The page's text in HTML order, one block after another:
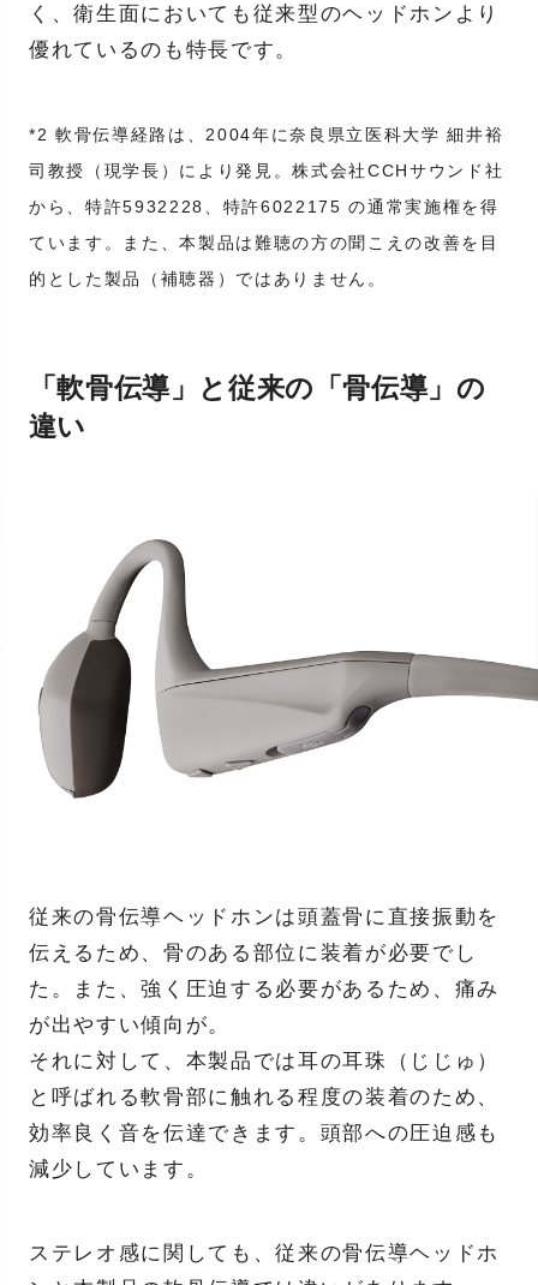
く、衛生面においても従来型のヘッドホンより
優れているのも特長です。
*2 軟骨伝導経路は、2004年に奈良県立医科大学 細井裕
司教授（現学長）により発見。株式会社CCHサウンド社
から、特許5932228、特許6022175 の通常実施権を得
ています。また、本製品は難聴の方の聞こえの改善を目
的とした製品（補聴器）ではありません。
「軟骨伝導」と従来の「骨伝導」の
違い
従来の骨伝導ヘッドホンは頭蓋骨に直接振動を
伝えるため、骨のある部位に装着が必要でし
た。また、強く圧迫する必要があるため、痛み
が出やすい傾向が。
それに対して、本製品では耳の耳珠（じじゅ）
と呼ばれる軟骨部に触れる程度の装着のため、
効率良く音を伝達できます。頭部への圧迫感も
減少しています。
ステレオ感に関しても、従来の骨伝導ヘッドホ